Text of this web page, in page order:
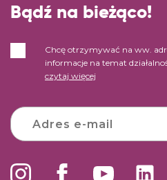
Bądź na bieżąco!
Chcę otrzymywać na ww.
informacje na temat
czytaj więcej